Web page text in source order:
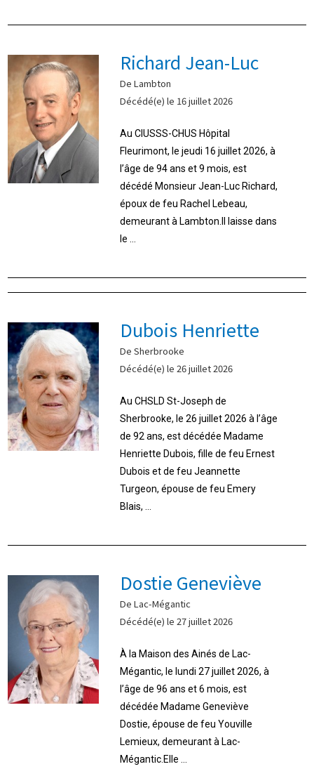
Richard Jean-Luc
De Lambton
Décédé(e) le 16 juillet 2026
Au CIUSSS-CHUS Hôpital
Fleurimont, le jeudi 16 juillet 2026, à
l’âge de 94 ans et 9 mois, est
décédé Monsieur Jean-Luc Richard,
époux de feu Rachel Lebeau,
demeurant à Lambton.Il laisse dans
le ...
Dubois Henriette
De Sherbrooke
Décédé(e) le 26 juillet 2026
Au CHSLD St-Joseph de
Sherbrooke, le 26 juillet 2026 à l’âge
de 92 ans, est décédée Madame
Henriette Dubois, fille de feu Ernest
Dubois et de feu Jeannette
Turgeon, épouse de feu Emery
Blais, ...
Dostie Geneviève
De Lac-Mégantic
Décédé(e) le 27 juillet 2026
À la Maison des Ainés de Lac-
Mégantic, le lundi 27 juillet 2026, à
l’âge de 96 ans et 6 mois, est
décédée Madame Geneviève
Dostie, épouse de feu Youville
Lemieux, demeurant à Lac-
Mégantic.Elle ...